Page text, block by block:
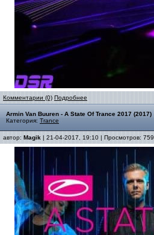
Комментарии (0) Подробнее
Armin Van Buuren - A State Of Trance 2017 (2017)
Категория: Trance
автор: Magik | 21-04-2017, 19:10 | Просмотров: 759